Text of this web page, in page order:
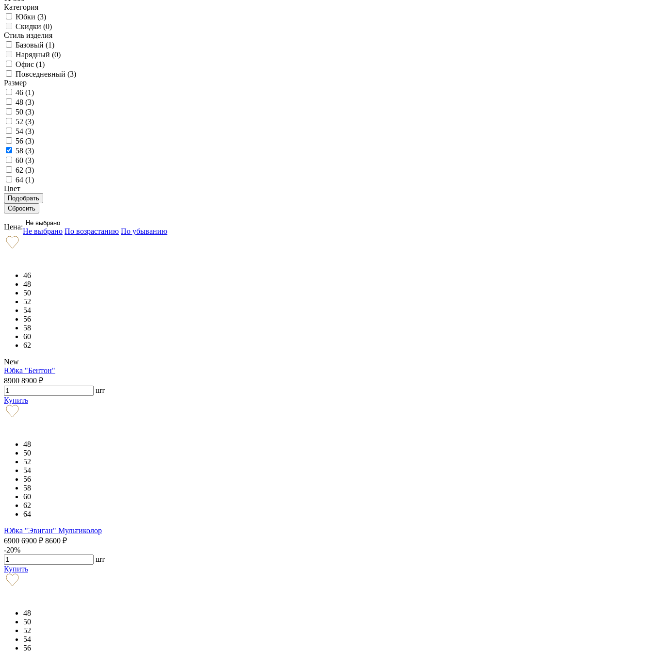
Категория
Юбки (3)
Скидки (0)
Стиль изделия
Базовый (1)
Нарядный (0)
Офис (1)
Повседневный (3)
Размер
46 (1)
48 (3)
50 (3)
52 (3)
54 (3)
56 (3)
58 (3)
60 (3)
62 (3)
64 (1)
Цвет
Цена: Не выбрано
Не выбрано По возрастанию По убыванию
46
48
50
52
54
56
58
60
62
New
Юбка "Бентон"
8900 8900 ₽
шт
Купить
48
50
52
54
56
58
60
62
64
Юбка "Эвиган" Мультиколор
6900 6900 ₽ 8600 ₽
-20%
шт
Купить
48
50
52
54
56